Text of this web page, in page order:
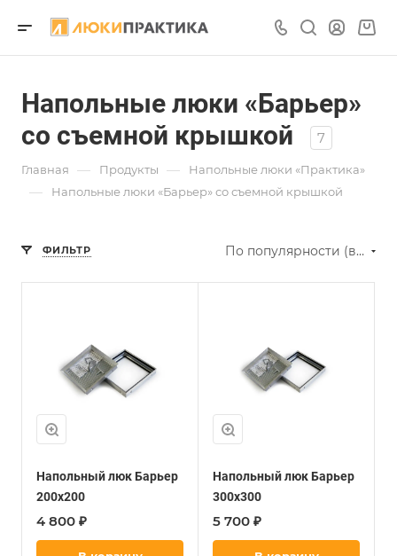
Напольные люки «Барьер»
со съемной крышкой
7
Главная — Продукты — Напольные люки «Практика»
— Напольные люки «Барьер» со съемной крышкой
ФИЛЬТР По популярности (возрастание)
Напольный люк Барьер
200х200
4 800 ₽
Напольный люк Барьер
300х300
5 700 ₽